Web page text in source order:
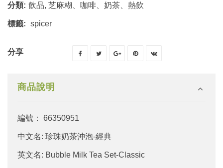
分類: 飲品, 芝麻糊、咖啡、奶茶、熱飲
標籤: spicer
分享
商品說明
編號： 66350951
中文名: 珍珠奶茶沖泡-經典
英文名: Bubble Milk Tea Set-Classic